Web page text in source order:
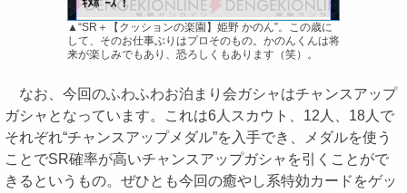
▲“SR＋【クッションの楽園】姫野 かのん”。この歳に
して、そのお仕事ぶりはプロそのもの。かのんくんは将
来が楽しみでもあり、恐ろしくもあります（笑）。
なお、今回のふわふわお泊まり会ガシャはチャンスアップ
ガシャとなっています。これは6人スカウト、12人、18人で
それぞれ“チャンスアップメダル”を入手でき、メダルを使う
ことでSR確率が高いチャンスアップガシャを引くことがで
きるというもの。ぜひとも今回の癒やし系特効カードをゲッ